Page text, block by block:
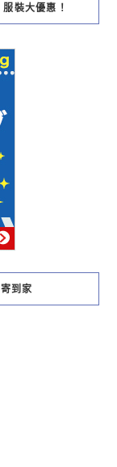
裝大優惠！
到家